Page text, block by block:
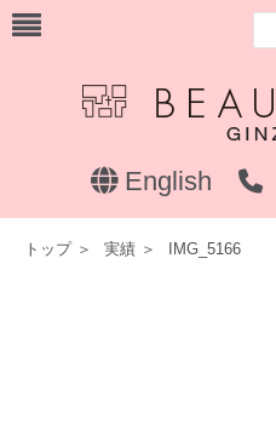
English
トップ＞ 実績 ＞ IMG_5166